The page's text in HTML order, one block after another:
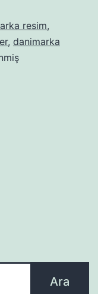
resim,
, danimarka